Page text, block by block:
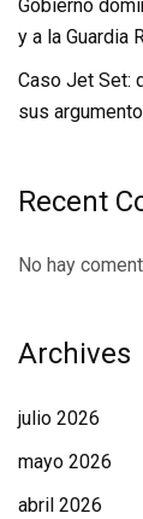
Gobierno
y a la Guardia
Caso Jet Set:
sus
Recent
No hay
Archives
julio 2026
mayo 2026
abril 2026